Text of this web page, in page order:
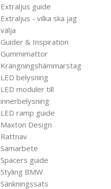
Extraljus guide
Extraljus - vilka ska jag
välja
Guider & Inspiration
Gummimattor
Krängningshämmarstag
LED belysning
LED moduler till
innerbelysning
LED ramp guide
Maxton Design
Rattnav
Samarbete
Spacers guide
Styling BMW
Sänkningssats